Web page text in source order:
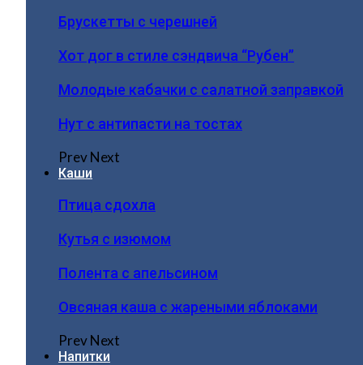
Брускетты с черешней
Хот дог в стиле сэндвича “Рубен”
Молодые кабачки с салатной заправкой
Нут с антипасти на тостах
PrevNext
Каши
Птица сдохла
Кутья с изюмом
Полента с апельсином
Овсяная каша с жареными яблоками
PrevNext
Напитки